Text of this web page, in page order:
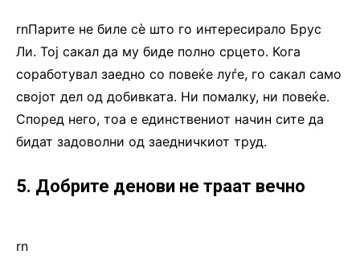
rnПарите не биле сè што го интересирало Брус
Ли. Тој сакал да му биде полно срцето. Кога
соработувал заедно со повеќе луѓе, го сакал само
својот дел од добивката. Ни помалку, ни повеќе.
Според него, тоа е единствениот начин сите да
бидат задоволни од заедничкиот труд.
5. Добрите денови не траат вечно
rn